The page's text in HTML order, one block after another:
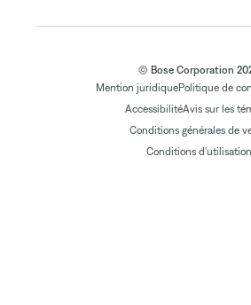
© Bose Corporation
Mention juridiquePolitique de
AccessibilitéAvis sur les
Conditions générales de
Conditions d'utilisation